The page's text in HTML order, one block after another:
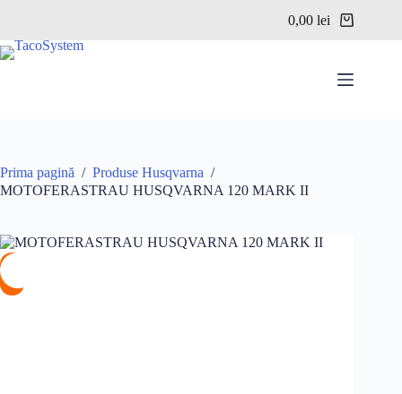
conținut
Coș
0,00lei
Prima pagină / Produse Husqvarna /
MOTOFERASTRAU HUSQVARNA 120 MARK II